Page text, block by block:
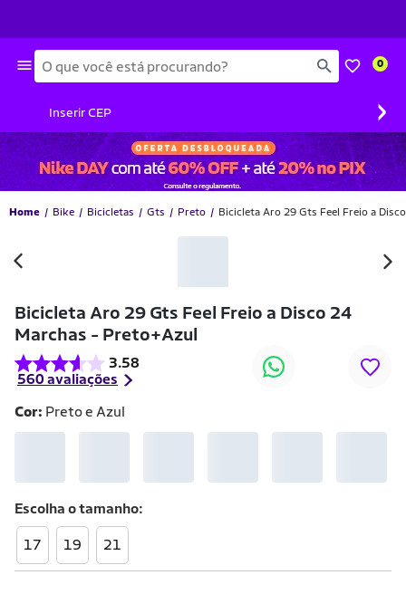
Busca 0
Inserir CEP ›
Home Bike Bicicletas Gts Preto Bicicleta Aro 29 Gts Feel Freio a
Bicicleta Aro 29 Gts Feel Freio a Disco 24
Marchas - Preto+Azul
3.58
560 avaliações
-52% OFF
Cor: Preto e Azul
Escolha otamanho
17 19 21